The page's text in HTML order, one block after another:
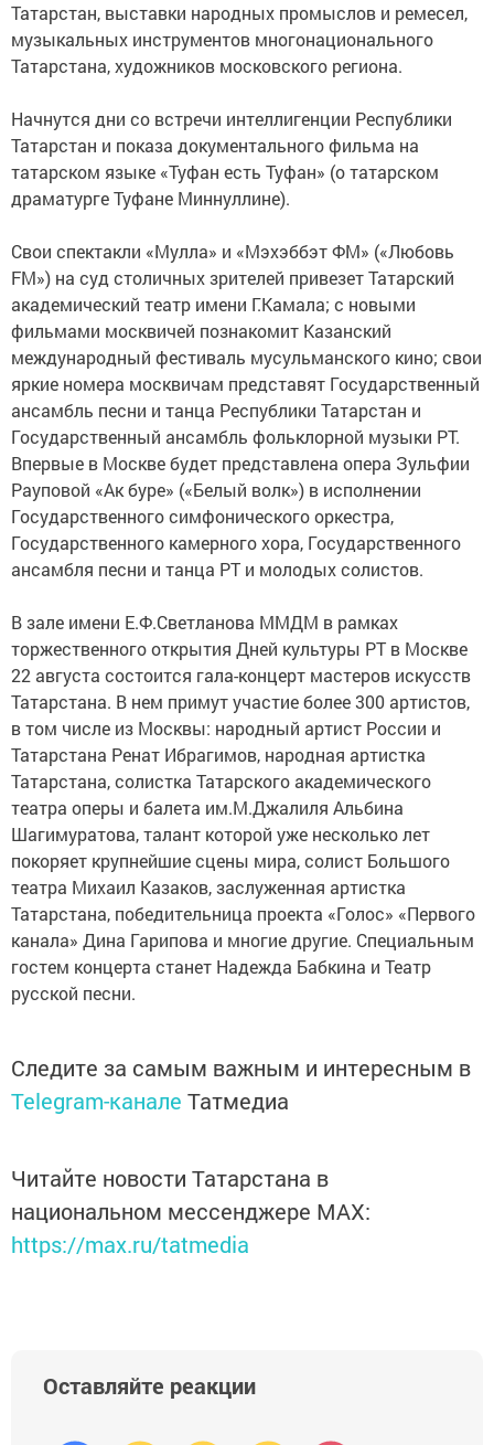
Татарстан, выставки народных промыслов и ремесел,
музыкальных инструментов многонационального
Татарстана, художников московского региона.
Начнутся дни со встречи интеллигенции Республики
Татарстан и показа документального фильма на
татарском языке «Туфан есть Туфан» (о татарском
драматурге Туфане Миннуллине).
Свои спектакли «Мулла» и «Мэхэббэт ФМ» («Любовь
FM») на суд столичных зрителей привезет Татарский
академический театр имени Г.Камала; с новыми
фильмами москвичей познакомит Казанский
международный фестиваль мусульманского кино; свои
яркие номера москвичам представят Государственный
ансамбль песни и танца Республики Татарстан и
Государственный ансамбль фольклорной музыки РТ.
Впервые в Москве будет представлена опера Зульфии
Рауповой «Ак буре» («Белый волк») в исполнении
Государственного симфонического оркестра,
Государственного камерного хора, Государственного
ансамбля песни и танца РТ и молодых солистов.
В зале имени Е.Ф.Светланова ММДМ в рамках
торжественного открытия Дней культуры РТ в Москве
22 августа состоится гала-концерт мастеров искусств
Татарстана. В нем примут участие более 300 артистов,
в том числе из Москвы: народный артист России и
Татарстана Ренат Ибрагимов, народная артистка
Татарстана, солистка Татарского академического
театра оперы и балета им.М.Джалиля Альбина
Шагимуратова, талант которой уже несколько лет
покоряет крупнейшие сцены мира, солист Большого
театра Михаил Казаков, заслуженная артистка
Татарстана, победительница проекта «Голос» «Первого
канала» Дина Гарипова и многие другие. Специальным
гостем концерта станет Надежда Бабкина и Театр
русской песни.
Следите за самым важным и интересным в
Telegram-канале Татмедиа
Читайте новости Татарстана в
национальном мессенджере MАХ:
https://max.ru/tatmedia
Оставляйте реакции